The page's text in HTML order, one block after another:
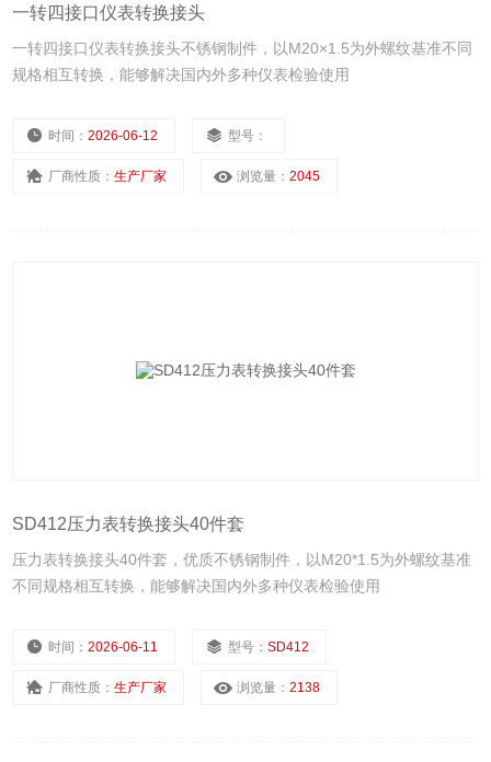
一转四接口仪表转换接头
一转四接口仪表转换接头不锈钢制件，以M20×1.5为外螺纹基准不同
规格相互转换，能够解决国内外多种仪表检验使用
时间：2026-06-12 型号：
厂商性质：生产厂家 浏览量：2045
SD412压力表转换接头40件套
压力表转换接头40件套，优质不锈钢制件，以M20*1.5为外螺纹基准
不同规格相互转换，能够解决国内外多种仪表检验使用
时间：2026-06-11 型号：SD412
厂商性质：生产厂家 浏览量：2138